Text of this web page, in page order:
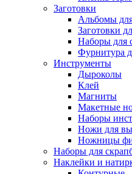
Заготовки
Альбомы
Заготовки
Наборы для
Фурнитура
Инструменты
Дыроколы
Клей
Магниты
Макетные
Наборы
Ножи для
Ножницы
Наборы для
Наклейки и